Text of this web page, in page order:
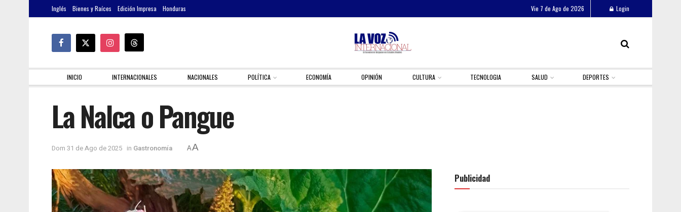
Inglés Bienes y Raíces Edición Impresa Honduras Vie 7 de Ago de 2026 Login
INICIO INTERNACIONALES NACIONALES POLÍTICA ECONOMÍA OPINIÓN CULTURA TECNOLOGIA SALUD DEPORTES
La Nalca o Pangue
Dom 31 de Ago de 2025 in Gastronomía AA
Publicidad